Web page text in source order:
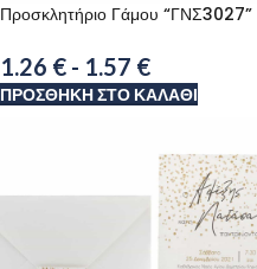
Προσκλητήριο Γάμου “ΓΝΣ3027”
1.26 € - 1.57 €
ΠΡΟΣΘΉΚΗ ΣΤΟ ΚΑΛΆΘΙ